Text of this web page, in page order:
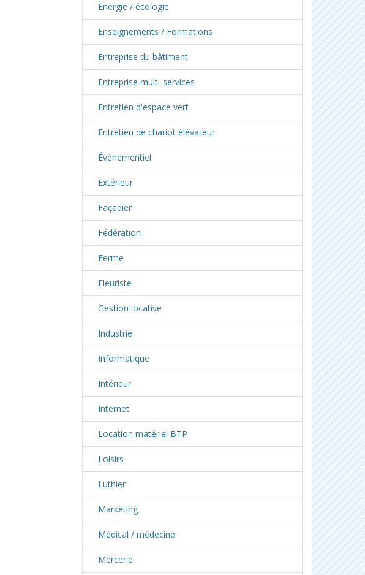
Energie / écologie
Enseignements / Formations
Entreprise du bâtiment
Entreprise multi-services
Entretien d'espace vert
Entretien de chariot élévateur
Événementiel
Extérieur
Façadier
Fédération
Ferme
Fleuriste
Gestion locative
Industrie
Informatique
Intérieur
Internet
Location matériel BTP
Loisirs
Luthier
Marketing
Médical / médecine
Mercerie